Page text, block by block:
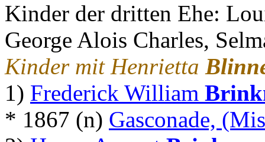
Kinder der dritten Ehe:
George Alois Charles,
Kinder mit Henrietta
1) Frederick William
* 1867 (n) Gasconade,